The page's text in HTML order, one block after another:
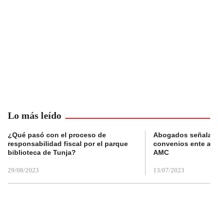
Lo más leído
¿Qué pasó con el proceso de
responsabilidad fiscal por el parque
biblioteca de Tunja?
29/08/2023
Abogados
convenios ente
AMC
13/07/2023